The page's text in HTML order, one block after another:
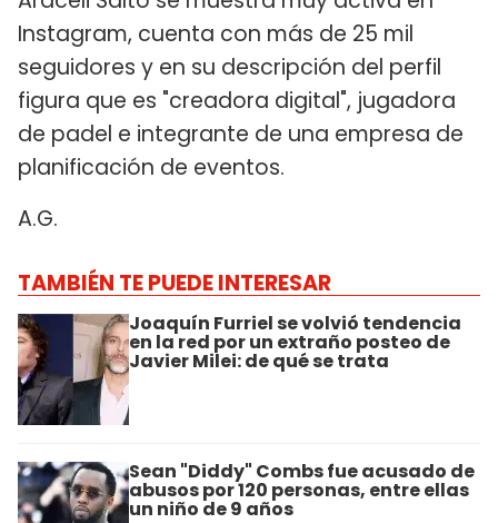
Instagram, cuenta con más de 25 mil
seguidores y en su descripción del perfil
figura que es "creadora digital", jugadora
de padel e integrante de una empresa de
planificación de eventos.
A.G.
TAMBIÉN TE PUEDE INTERESAR
Joaquín Furriel se volvió tendencia
en la red por un extraño posteo de
Javier Milei: de qué se trata
Sean "Diddy" Combs fue acusado de
abusos por 120 personas, entre ellas
un niño de 9 años